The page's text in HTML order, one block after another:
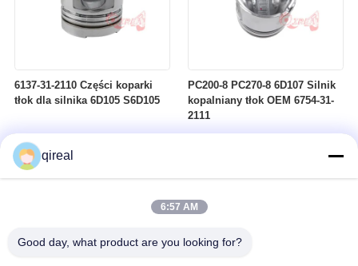
6137-31-2110 Części koparki
tłok dla silnika 6D105 S6D105
PC200-8 PC270-8 6D107 Silnik
kopalniany tłok OEM 6754-31-
2111
qireal
6:57 AM
Good day, what product are you looking for?